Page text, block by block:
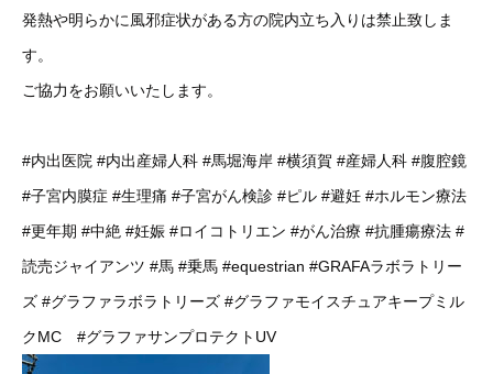
発熱や明らかに風邪症状がある方の院内立ち入りは禁止致しま
す。
ご協力をお願いいたします。
#内出医院 #内出産婦人科 #馬堀海岸 #横須賀 #産婦人科 #腹腔鏡
#子宮内膜症 #生理痛 #子宮がん検診 #ピル #避妊 #ホルモン療法
#更年期 #中絶 #妊娠 #ロイコトリエン #がん治療 #抗腫瘍療法 #
読売ジャイアンツ #馬 #乗馬 #equestrian #GRAFAラボラトリー
ズ #グラファラボラトリーズ #グラファモイスチュアキープミル
クMC
#グラファサンプロテクトUV